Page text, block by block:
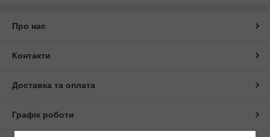
Про нас
Контакти
Доставка та оплата
Графік роботи